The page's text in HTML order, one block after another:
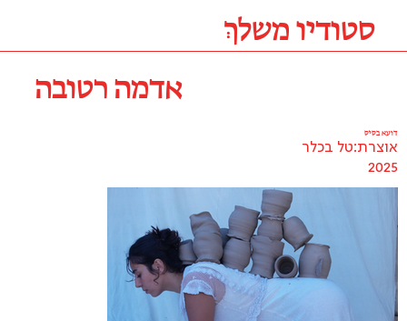
סטודיו משלךְ
אדמה רטובה
דועא בסיס
אוצרת:טל בכלר
2025